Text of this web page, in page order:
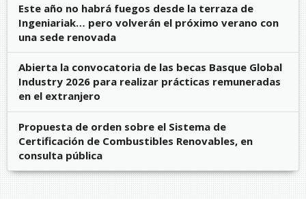
Este año no habrá fuegos desde la terraza de
Ingeniariak… pero volverán el próximo verano con
una sede renovada
Abierta la convocatoria de las becas Basque Global
Industry 2026 para realizar prácticas remuneradas
en el extranjero
Propuesta de orden sobre el Sistema de
Certificación de Combustibles Renovables, en
consulta pública